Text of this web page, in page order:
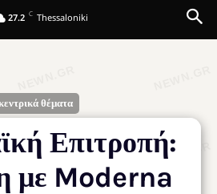
27.2 C Thessaloniki
θέματα
Επιτροπή:
με Moderna